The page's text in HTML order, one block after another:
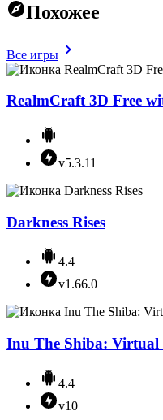
Похожее
Все игры
RealmCraft 3D Free
v5.3.11
Darkness Rises
4.4
v1.66.0
Inu The Shiba: Virtual
4.4
v10